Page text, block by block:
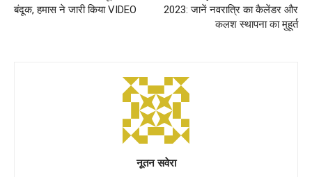
बंदूक, हमास ने जारी किया VIDEO
2023: जानें नवरात्रि का कैलेंडर और
कलश स्थापना का मुहूर्त
नूतन सवेरा